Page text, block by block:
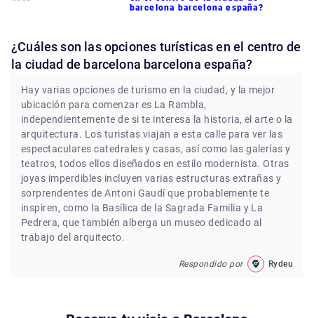
barcelona barcelona españa?
¿Cuáles son las opciones turísticas en el centro de
la ciudad de barcelona barcelona españa?
Hay varias opciones de turismo en la ciudad, y la mejor
ubicación para comenzar es La Rambla,
independientemente de si te interesa la historia, el arte o la
arquitectura. Los turistas viajan a esta calle para ver las
espectaculares catedrales y casas, así como las galerías y
teatros, todos ellos diseñados en estilo modernista. Otras
joyas imperdibles incluyen varias estructuras extrañas y
sorprendentes de Antoni Gaudí que probablemente te
inspiren, como la Basílica de la Sagrada Familia y La
Pedrera, que también alberga un museo dedicado al
trabajo del arquitecto.
Respondido por Rydeu